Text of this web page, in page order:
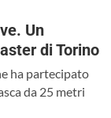
Un
di Torino
ha partecipato
da 25 metri